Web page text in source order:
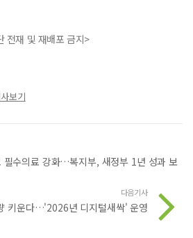
전재 및 재배포 금지>
보기
필수의료 강화…복지부, 새정부 1년 성과 보
다음기사
키운다…'2026년 디지털새싹' 운영